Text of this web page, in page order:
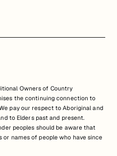
Owners of Country
the continuing connection to
pay our respect to Aboriginal and
to Elders past and present.
peoples should be aware that
names of people who have since